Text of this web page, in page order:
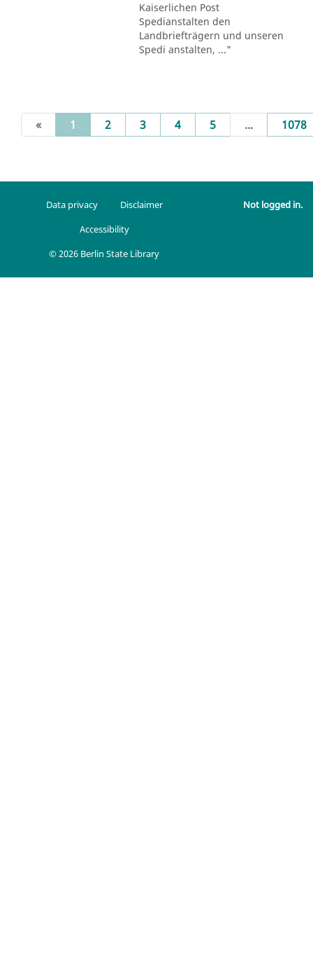
Kaiserlichen Post
Spedianstalten den
Landbriefträgern und unseren
Spedi anstalten, ..."
« 1 (current)
2 3 4 5 ... 1078
Data privacy
Disclaimer
Accessibility
© 2026 Berlin State Library
Not logged in.